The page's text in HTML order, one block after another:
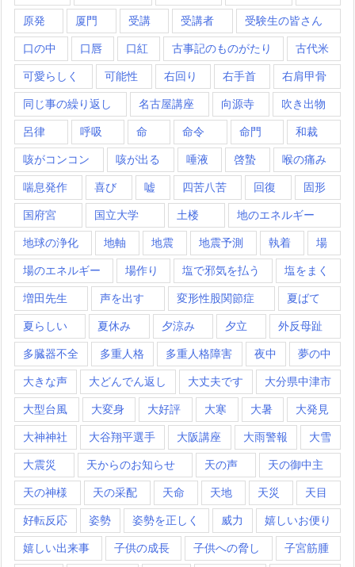
原発 厦門 受講 受講者 受験生の皆さん
口の中 口唇 口紅 古事記のものがたり 古代米
可愛らしく 可能性 右回り 右手首 右肩甲骨
同じ事の繰り返し 名古屋講座 向源寺 吹き出物
呂律 呼吸 命 命令 命門 和裁
咳がコンコン 咳が出る 唾液 啓蟄 喉の痛み
喘息発作 喜び 嘘 四苦八苦 回復 固形
国府宮 国立大学 土楼 地のエネルギー
地球の浄化 地軸 地震 地震予測 執着 場
場のエネルギー 場作り 塩で邪気を払う 塩をまく
増田先生 声を出す 変形性股関節症 夏ばて
夏らしい 夏休み 夕涼み 夕立 外反母趾
多臓器不全 多重人格 多重人格障害 夜中 夢の中
大きな声 大どんでん返し 大丈夫です 大分県中津市
大型台風 大変身 大好評 大寒 大暑 大発見
大神神社 大谷翔平選手 大阪講座 大雨警報 大雪
大震災 天からのお知らせ 天の声 天の御中主
天の神様 天の采配 天命 天地 天災 天目
好転反応 姿勢 姿勢を正しく 威力 嬉しいお便り
嬉しい出来事 子供の成長 子供への脅し 子宮筋腫